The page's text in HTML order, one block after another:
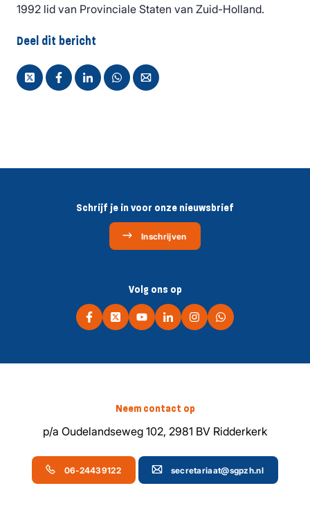
1992 lid van Provinciale Staten van Zuid-Holland.
Deel dit bericht
Schrijf je in voor onze nieuwsbrief
Inschrijven
Volg ons op
Neem contact op
p/a Oudelandseweg 102, 2981 BV Ridderkerk
06-24439122 secretariaat@sgpzh.nl